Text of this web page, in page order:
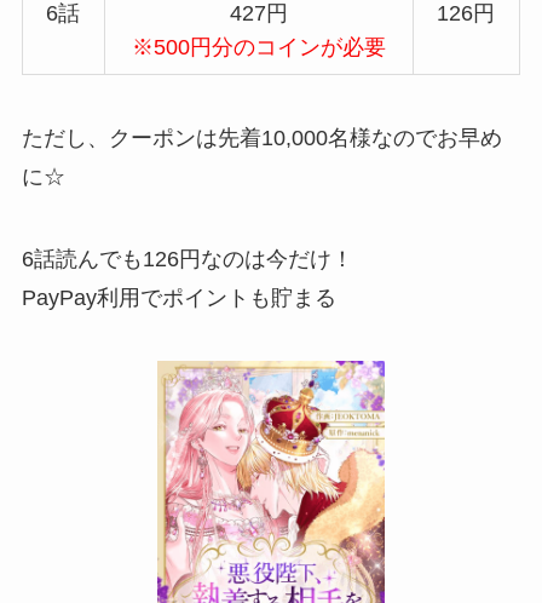
6話
427円
※500円分のコインが必要
126円
ただし、クーポンは先着10,000名様なのでお早め
に☆
6話読んでも126円なのは今だけ！
PayPay利用でポイントも貯まる